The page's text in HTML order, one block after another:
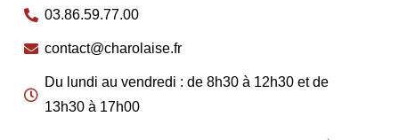
03.86.59.77.00
contact@charolaise.fr
Du lundi au vendredi : de 8h30 à 12h30 et de
13h30 à 17h00